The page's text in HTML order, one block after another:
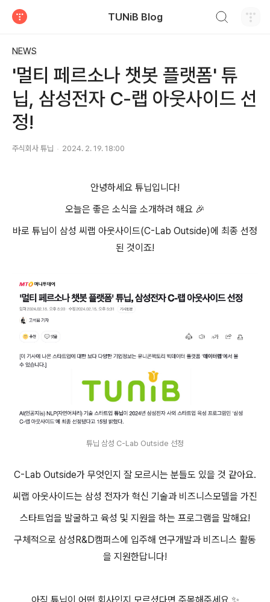
TUNiB Blog
NEWS
'멀티 페르소나 챗봇 플랫폼' 튜
닙, 삼성전자 C-랩 아웃사이드 선
정!
주식회사 튜닙 2024. 2. 19. 18:00
안녕하세요 튜닙입니다!
오늘은 좋은 소식을 소개하려 해요 🎉
바로 튜닙이 삼성 씨랩 아웃사이드(C-Lab Outside)에 최종 선정
된 것이죠!
튜닙 삼성 C-Lab Outside 선정
C-Lab Outside가 무엇인지 잘 모르시는 분들도 있을 것 같아요.
씨랩 아웃사이드는 삼성 전자가 혁신 기술과 비즈니스모델을 가진
스타트업을 발굴하고 육성 및 지원을 하는 프로그램을 말해요!
구체적으로 삼성R&D캠퍼스에 입주해 연구개발과 비즈니스 활동
을 지원한답니다!